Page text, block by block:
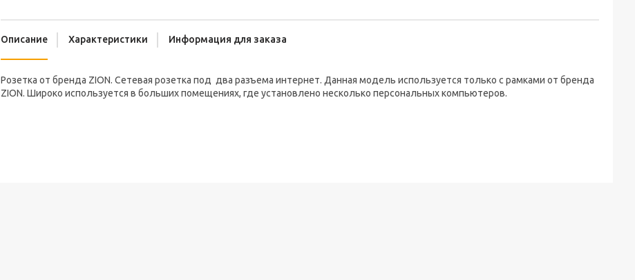
Описание Характеристики Информация для заказа
Розетка от бренда ZION. Сетевая розетка под два разъема интернет. Данная модель используется только с рамками от бренда
ZION. Широко используется в больших помещениях, где установлено несколько персональных компьютеров.